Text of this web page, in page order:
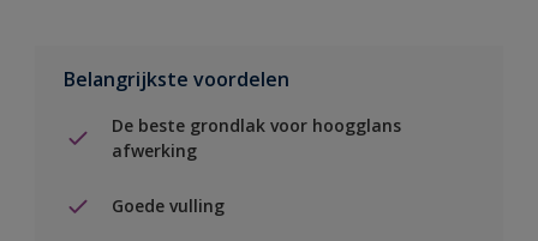
Belangrijkste voordelen
De beste grondlak voor hoogglans
afwerking
Goede vulling